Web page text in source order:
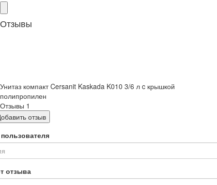
Отзывы
Унитаз компакт Cersanit Kaskada K010 3/6 л c крышкой
полипропилен
Отзывы 1
отзыв
отзыва